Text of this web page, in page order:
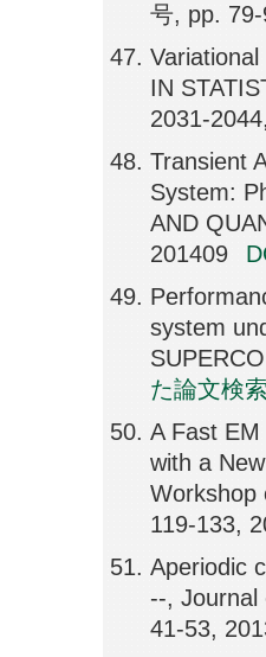
号, pp.
IN
2031-
Transient
System:
AND
201409
system
た論文検
A Fast
with a
Workshop
119-133,
Aperiodic
--, Journal
41-53,